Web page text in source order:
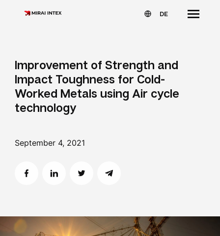
DE
Improvement of Strength and
Impact Toughness for Cold-
Worked Metals using Air cycle
technology
September 4, 2021